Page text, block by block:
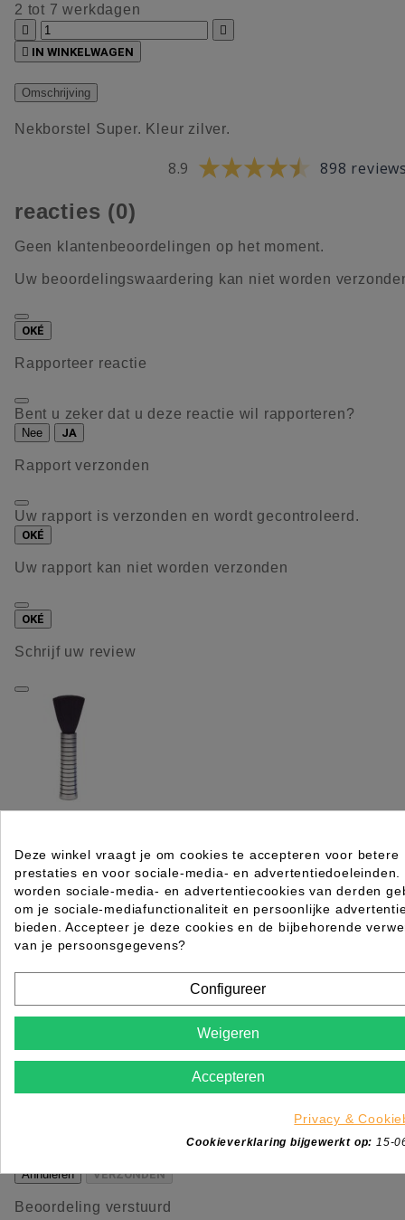
2 tot 7 werkdagen


 IN WINKELWAGEN
Omschrijving
Nekborstel Super. Kleur zilver.
8.9 898
reacties (0)
Geen klantenbeoordelingen op het moment.
Uw beoordelingswaardering kan niet worden
OKÉ
Rapporteer reactie
Bent u zeker dat u deze reactie wil rapporteren?
Nee JA
Rapport verzonden
Uw rapport is verzonden en wordt gecontroleerd.
OKÉ
Uw rapport kan niet worden verzonden
OKÉ
Schrijf uw review
Rating forQuality
Please choose a rating for your review.
Title of your review
Enim quis fugiat consequat elit minim nisi eu
Annuleren VERZONDEN
Beoordeling verstuurd
Deze winkel vraagt je om cookies te accepteren voor betere
prestaties en voor sociale-media- en advertentiedoeleinden.
worden sociale-media- en advertentiecookies van derden
om je sociale-mediafunctionaliteit en persoonlijke
bieden. Accepteer je deze cookies en de bijbehorende
van je persoonsgegevens?
Configureer
Weigeren
Accepteren
Privacy &
Cookieverklaring bijgewerkt op: 15-